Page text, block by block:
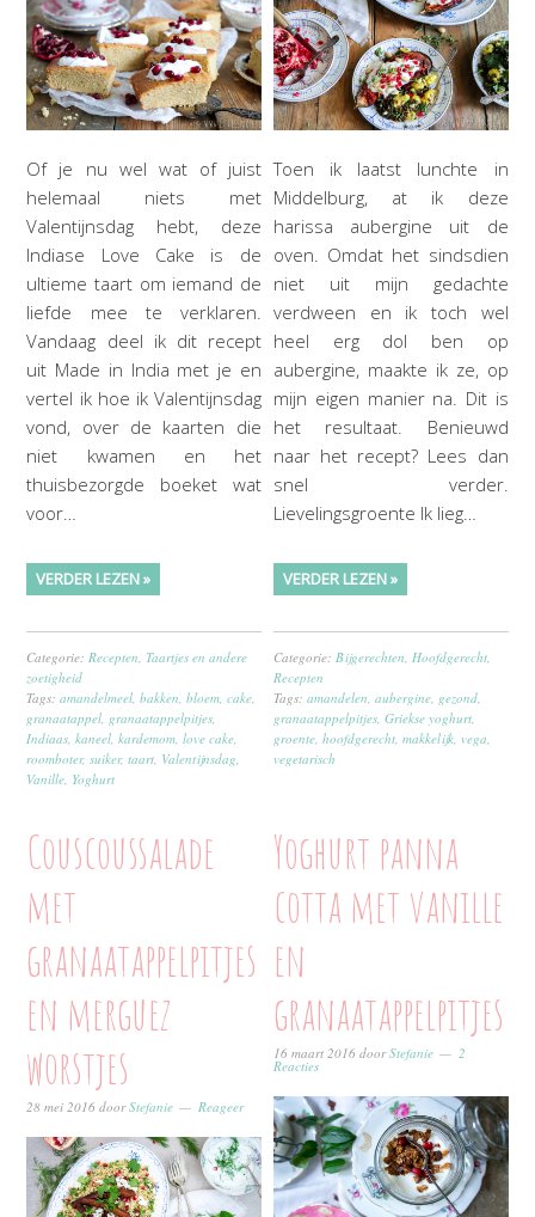
Of je nu wel wat of juist
helemaal niets met
Valentijnsdag hebt, deze
Indiase Love Cake is de
ultieme taart om iemand de
liefde mee te verklaren.
Vandaag deel ik dit recept
uit Made in India met je en
vertel ik hoe ik Valentijnsdag
vond, over de kaarten die
niet kwamen en het
thuisbezorgde boeket wat
voor…
VERDER LEZEN »
Categorie:Recepten,Taartjes en andere
zoetigheid
Tags:amandelmeel,bakken,bloem,cake,
granaatappel, granaatappelpitjes,
Indiaas,kaneel,kardemom,love cake,
roomboter,suiker,taart, Valentijnsdag,
Vanille, Yoghurt
Toen ik laatst lunchte in
Middelburg, at ik deze
harissa aubergine uit de
oven. Omdat het sindsdien
niet uit mijn gedachte
verdween en ik toch wel
heel erg dol ben op
aubergine, maakte ik ze, op
mijn eigen manier na. Dit is
het resultaat. Benieuwd
naar het recept? Lees dan
snel verder.
Lievelingsgroente Ik lieg…
VERDER LEZEN »
Categorie: Bijgerechten Hoofdgerecht
Recepten
Tags:amandelen ,aubergine gezond
granaatappelpitjes ,Griekse yoghurt
groente ,hoofdgerecht ,makkelijk vega
vegetarisch
Couscoussalade
met
granaatappelpitjes
en merguez
worstjes
28 mei 2016 doorStefanie Reageer
Yoghurt panna
cotta met vanille
en
granaatappelpitjes
16 maart 2016 doorStefanie 2
Reacties